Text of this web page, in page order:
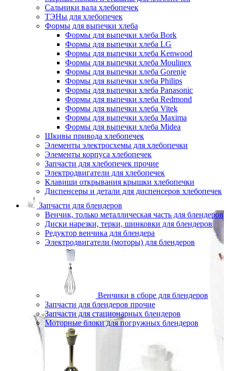
Сальники вала хлебопечек
ТЭНы для хлебопечек
Формы для выпечки хлеба
Формы для выпечки хлеба Bork
Формы для выпечки хлеба LG
Формы для выпечки хлеба Kenwood
Формы для выпечки хлеба Moulinex
Формы для выпечки хлеба Gorenje
Формы для выпечки хлеба Philips
Формы для выпечки хлеба Panasonic
Формы для выпечки хлеба Redmond
Формы для выпечки хлеба Vitek
Формы для выпечки хлеба Maxima
Формы для выпечки хлеба Midea
Шкивы привода хлебопечек
Элементы электросхемы для хлебопечки
Элементы корпуса хлебопечек
Запчасти для хлебопечек прочие
Электродвигатели для хлебопечек
Клавиши открывания крышки хлебопечки
Диспенсеры и детали для диспенсеров хлебопечек
Запчасти для блендеров
Венчик, только металлическая часть для блендеров
Диски нарезки, терки, шинковки для блендеров
Редуктор венчика для блендера
Электродвигатели (моторы) для блендеров
Венчики в сборе для блендеров
Запчасти для блендеров прочие
Запчасти для стационарных блендеров
Моторные блоки для погружных блендеров